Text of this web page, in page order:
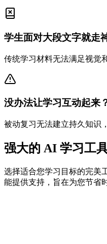
学生面对大段文字就走
传统学习材料无法满足视觉
没办法让学习互动起来
被动复习无法建立持久知识
强大的 AI 学习工
选择适合您学习目标的完美
能提供支持，旨在为您节省